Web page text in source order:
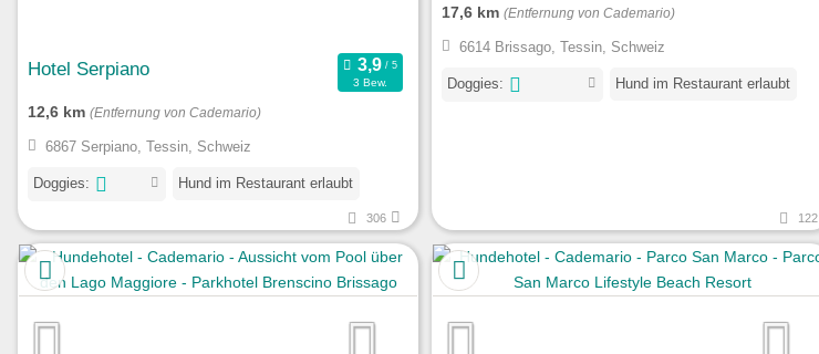
Hotel Serpiano
3 Bew.
12,6 km (Entfernung von Cademario)
6867 Serpiano, Tessin, Schweiz
Doggies: Hund im Restaurant erlaubt
306
17,6 km (Entfernung von Cademario)
6614 Brissago, Tessin, Schweiz
Doggies: Hund im Restaurant erlaubt
122